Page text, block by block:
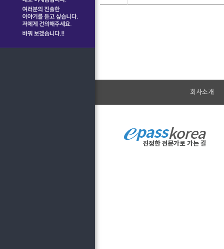
회사소개